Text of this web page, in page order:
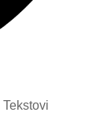
Tekstovi